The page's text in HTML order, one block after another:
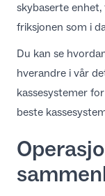
skybaserte
friksjonen som i
Du kan se
hverandre i vår
kassesystemer
beste